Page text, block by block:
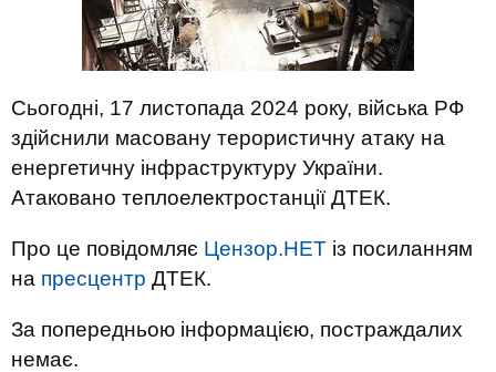
Сьогодні, 17 листопада 2024 року, війська РФ
здійснили масовану терористичну атаку на
енергетичну інфраструктуру України.
Атаковано теплоелектростанції ДТЕК.
Про це повідомляє Цензор.НЕТ із посиланням
на пресцентр ДТЕК.
За попередньою інформацією, постраждалих
немає.